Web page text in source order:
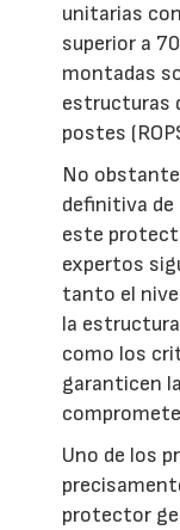
unitarias
superior a
montadas
estructuras
postes
No
definitiva de
este
expertos
tanto el
la
como los
garanticen
Uno de los
protector